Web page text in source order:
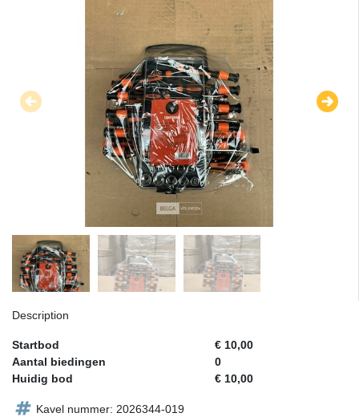
Description
Startbod
€ 10,00
Aantal biedingen
0
Huidig bod
€ 10,00
Kavel nummer: 2026344-019